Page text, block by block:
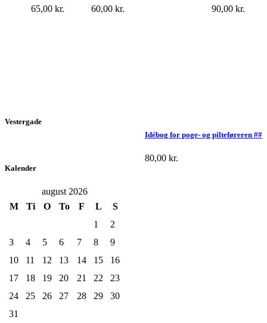
90,00 kr.
60,00 kr.
65,00 kr.
Idébog for poge- og pilteføreren ##
80,00 kr.
Vestergade
Kalender
august 2026
M
Ti O To F L
S
1
2
3
4 5 6 7 8
9
10
11 12 13 14 15
16
17
18 19 20 21 22
23
24
25 26 27 28 29
30
31